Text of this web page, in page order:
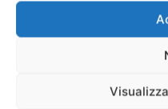
Inoltre, è consigliato
naturali come l’odore
peperoncino, che
volatili senza